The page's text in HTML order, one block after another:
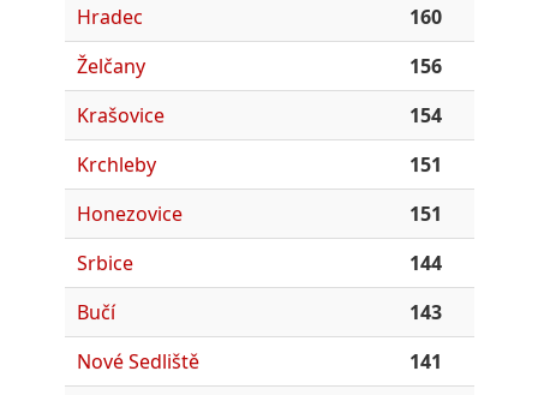
Hradec
160
Želčany
156
Krašovice
154
Krchleby
151
Honezovice
151
Srbice
144
Bučí
143
Nové Sedliště
141